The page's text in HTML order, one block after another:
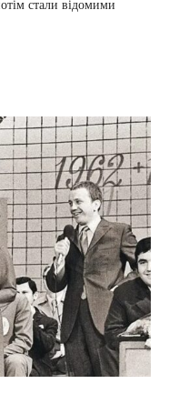
стали відомими